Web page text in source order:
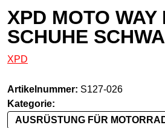
XPD MOTO WAY
SCHUHE
XPD
Artikelnummer: S127-026
Kategorie:
AUSRÜSTUNG FÜR